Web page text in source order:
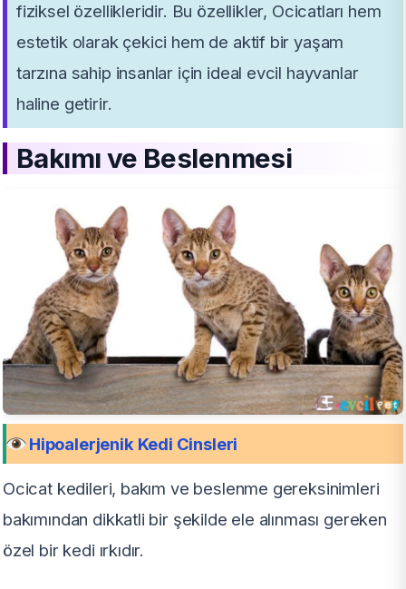
fiziksel özellikleridir. Bu özellikler, Ocicatları hem
estetik olarak çekici hem de aktif bir yaşam
tarzına sahip insanlar için ideal evcil hayvanlar
haline getirir.
Bakımı ve Beslenmesi
Hipoalerjenik Kedi Cinsleri
Ocicat kedileri, bakım ve beslenme gereksinimleri
bakımından dikkatli bir şekilde ele alınması gereken
özel bir kedi ırkıdır.